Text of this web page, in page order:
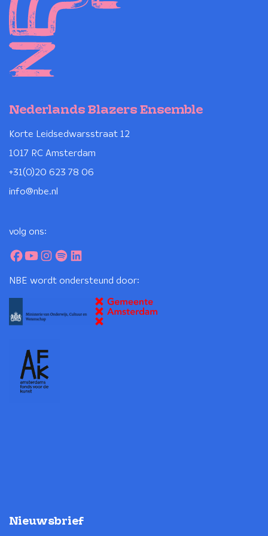
Nederlands Blazers Ensemble
Korte Leidsedwarsstraat 12
1017 RC Amsterdam
+31(0)20 623 78 06
info@nbe.nl
volg ons:
NBE wordt ondersteund door:
Nieuwsbrief